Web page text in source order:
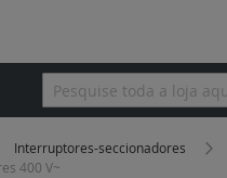
Pesquisa
Interruptores-seccionadores
400 V~